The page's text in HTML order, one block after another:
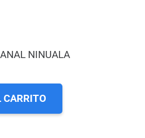
NINUALA
CARRITO